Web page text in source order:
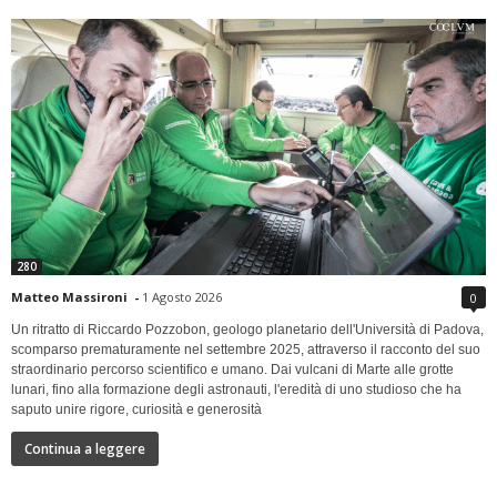
280
Matteo Massironi - 1 Agosto 2026 0
Un ritratto di Riccardo Pozzobon, geologo planetario dell'Università di Padova,
scomparso prematuramente nel settembre 2025, attraverso il racconto del suo
straordinario percorso scientifico e umano. Dai vulcani di Marte alle grotte
lunari, fino alla formazione degli astronauti, l'eredità di uno studioso che ha
saputo unire rigore, curiosità e generosità
Continua a leggere